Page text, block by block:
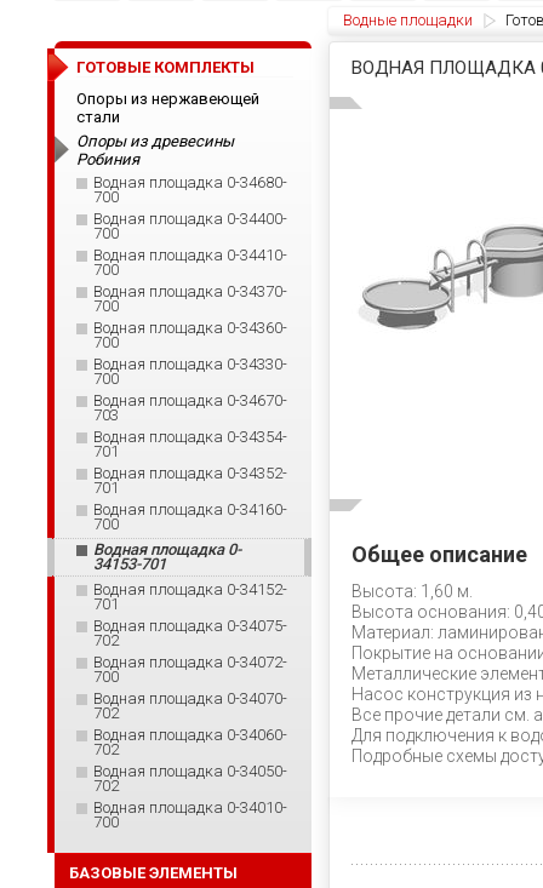
Водные площадки
ВОДНАЯ ПЛОЩАДКА
Общее описание
Высота: 1,60 м.
Высота основания:
Материал:
Покрытие на
Металлические
Насос конструкция
Все прочие детали см.
Для подключения к
Подробные схемы
ГОТОВЫЕ КОМПЛЕКТЫ
Опоры из нержавеющей
стали
Опоры из древесины
Робиния
Водная площадка 0-34680-
700
Водная площадка 0-34400-
700
Водная площадка 0-34410-
700
Водная площадка 0-34370-
700
Водная площадка 0-34360-
700
Водная площадка 0-34330-
700
Водная площадка 0-34670-
703
Водная площадка 0-34354-
701
Водная площадка 0-34352-
701
Водная площадка 0-34160-
700
Водная площадка 0-
34153-701
Водная площадка 0-34152-
701
Водная площадка 0-34075-
702
Водная площадка 0-34072-
700
Водная площадка 0-34070-
702
Водная площадка 0-34060-
702
Водная площадка 0-34050-
702
Водная площадка 0-34010-
700
БАЗОВЫЕ ЭЛЕМЕНТЫ